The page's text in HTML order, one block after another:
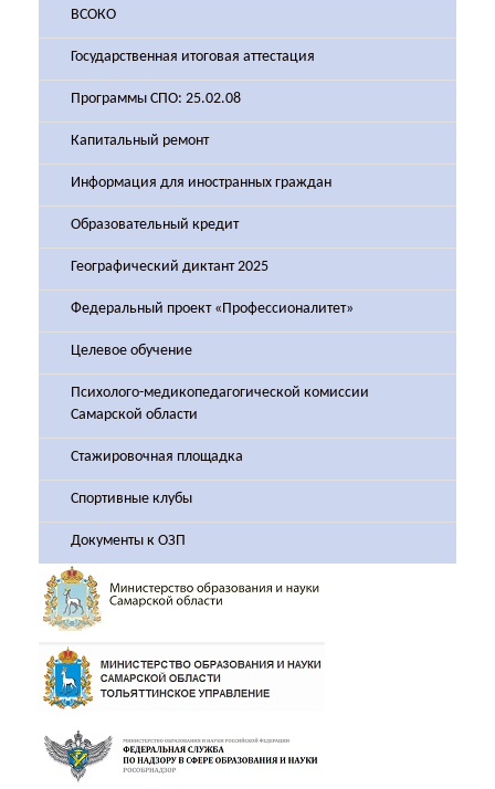
ВСОКО
Государственная итоговая аттестация
Программы СПО: 25.02.08
Капитальный ремонт
Информация для иностранных граждан
Образовательный кредит
Географический диктант 2025
Федеральный проект «Профессионалитет»
Целевое обучение
Психолого-медикопедагогической комиссии
Самарской области
Стажировочная площадка
Спортивные клубы
Документы к ОЗП